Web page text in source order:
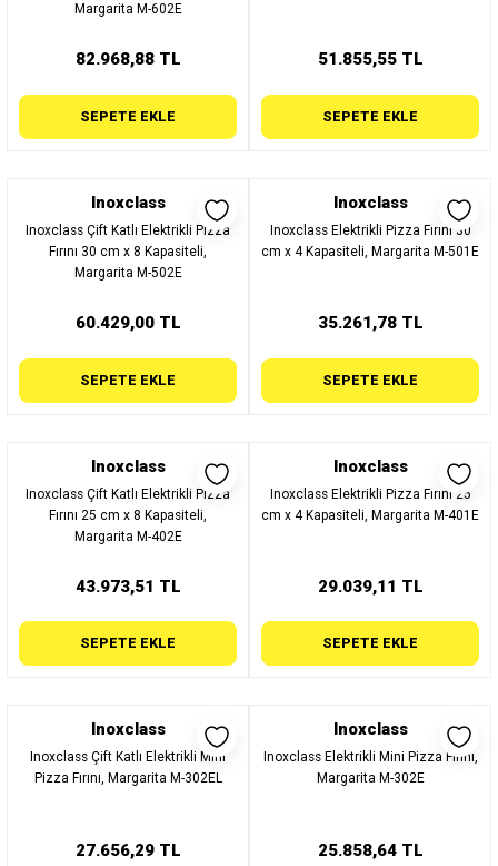
Margarita M-602E
82.968,88 TL
SEPETE EKLE
51.855,55 TL
SEPETE EKLE
Inoxclass
Inoxclass Çift Katlı Elektrikli Pizza
Fırını 30 cm x 8 Kapasiteli,
Margarita M-502E
60.429,00 TL
SEPETE EKLE
Inoxclass
Inoxclass Elektrikli Pizza Fırını 30
cm x 4 Kapasiteli, Margarita M-501E
35.261,78 TL
SEPETE EKLE
Inoxclass
Inoxclass Çift Katlı Elektrikli Pizza
Fırını 25 cm x 8 Kapasiteli,
Margarita M-402E
43.973,51 TL
SEPETE EKLE
Inoxclass
Inoxclass Elektrikli Pizza Fırını 25
cm x 4 Kapasiteli, Margarita M-401E
29.039,11 TL
SEPETE EKLE
Inoxclass
Inoxclass Çift Katlı Elektrikli Mini
Pizza Fırını, Margarita M-302EL
27.656,29 TL
Inoxclass
Inoxclass Elektrikli Mini Pizza Fırını,
Margarita M-302E
25.858,64 TL